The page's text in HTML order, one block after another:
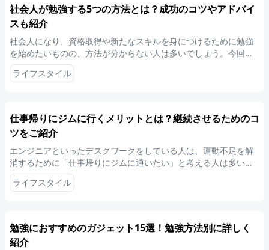
社会人が勉強する5つの方法とは？成功のコツやアドバイ
スも紹介
社会人になり、資格取得や新たなスキルを身につけるために勉強
を始めたいものの、方法が分からない人は多いでしょう。今回は
エンジニアをはじめとした社会人の勉強方法について解説しま
す。勉強のコツや悩みごとについても解説するため、参考にして
ライフスタイル
仕事帰りにジムに行くメリットとは？継続させるためのコ
ツをご紹介
エンジニアといったデスクワークをしている人は、運動不足を解
消するために「仕事帰りにジムに通いたい」と考える人は多いで
しょう。今回は、仕事帰りにジムに通うメリットや長続きさせる
コツを解説します。
ライフスタイル
勉強におすすめのガジェット15選！勉強方法別に詳しく
紹介